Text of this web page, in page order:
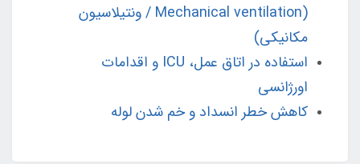
(Mechanical ventilation / ونتیلاسیون
مکانیکی)
استفاده در اتاق عمل، ICU و اقدامات
اورژانسی
کاهش خطر انسداد و خم شدن لوله